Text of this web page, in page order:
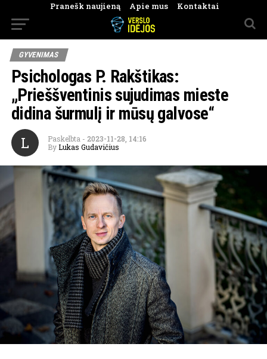
Pranešk naujieną Apie mus Kontaktai
GYVENIMAS
Psichologas P. Rakštikas:
„Prieššventinis sujudimas mieste
didina šurmulį ir mūsų galvose“
L Paskelbta - 2023-11-28, 14:16
By Lukas Gudavičius